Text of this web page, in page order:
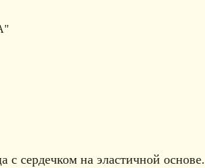
с сердечком на эластичной основе.